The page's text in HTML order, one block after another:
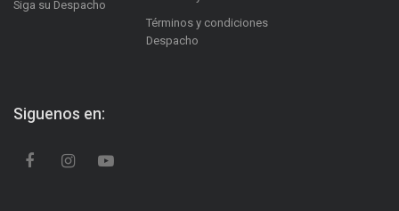
Siga su Despacho
Términos y condiciones
Despacho
Siguenos en: